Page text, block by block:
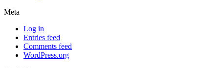
Meta
Log in
Entries feed
Comments feed
WordPress.org